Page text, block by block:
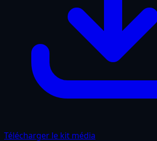
Télécharger le kit média